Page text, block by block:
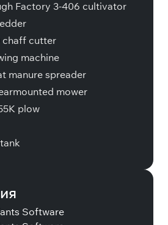
Factory 3-406 cultivator
chaff cutter
machine
manure spreader
mower
plow
Software